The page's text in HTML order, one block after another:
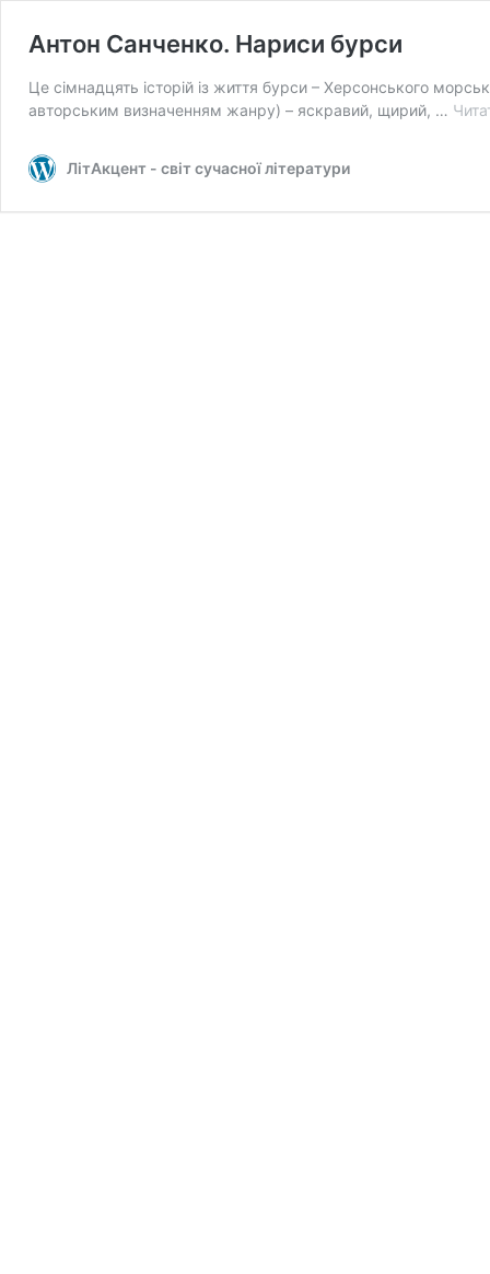
Антон Санченко. Нариси бурси
Це сімнадцять історій із життя бурси – Херсонського
авторським визначенням жанру) – яскравий, щирий, …
ЛітАкцент - світ сучасної літератури